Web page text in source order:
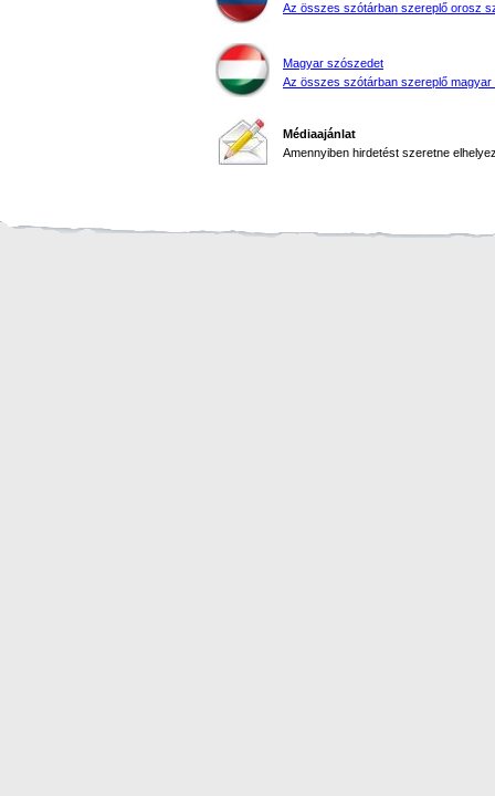
Az összes szótárban szereplő orosz
Magyar szószedet
Az összes szótárban szereplő magyar
Médiaajánlat
Amennyiben hirdetést szeretne